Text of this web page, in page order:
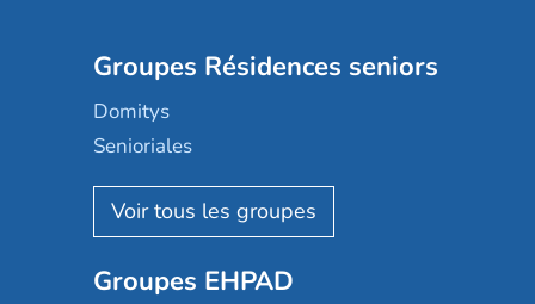
Groupes Résidences seniors
Domitys
Senioriales
Nohée
Les Résidentiels
Mobicap
Groupes EHPAD